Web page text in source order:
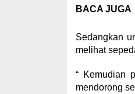
BACA JUGA
Sedangkan
melihat
“ Kemudian
mendorong